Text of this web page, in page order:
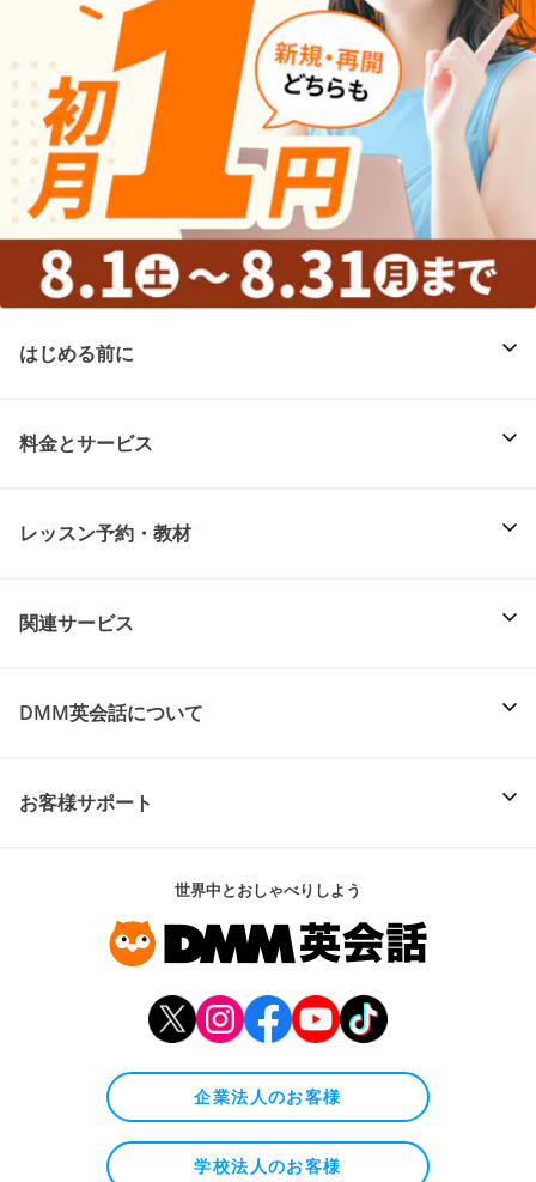
はじめる前に
料金とサービス
レッスン予約・教材
関連サービス
DMM英会話について
お客様サポート
世界中とおしゃべりしよう
企業法人のお客様
学校法人のお客様